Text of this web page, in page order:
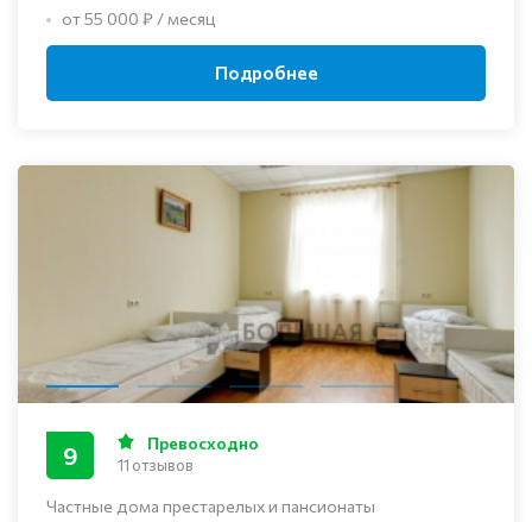
от 55 000 ₽ / месяц
Подробнее
Частные дома престарелых и пансионаты
9 Превосходно
11 отзывов